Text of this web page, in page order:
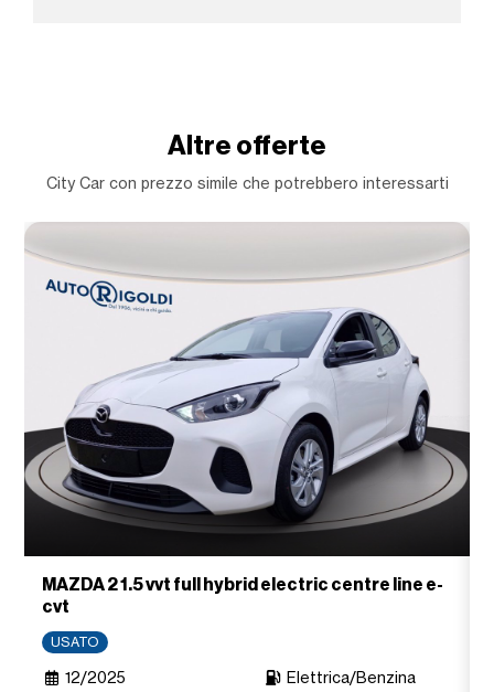
Altre offerte
City Car con prezzo simile che potrebbero interessarti
MAZDA 2 1.5 vvt full hybrid electric centre line e-
cvt
USATO
12/2025
Elettrica/Benzina